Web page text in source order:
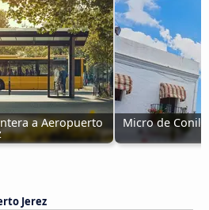
a Aeropuerto Micro de Conil
Jerez